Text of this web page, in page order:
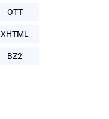
OTT
XHTML
BZ2